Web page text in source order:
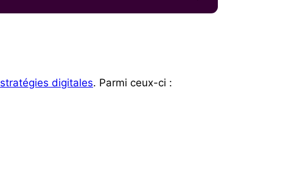
stratégies digitales. Parmi ceux-ci :